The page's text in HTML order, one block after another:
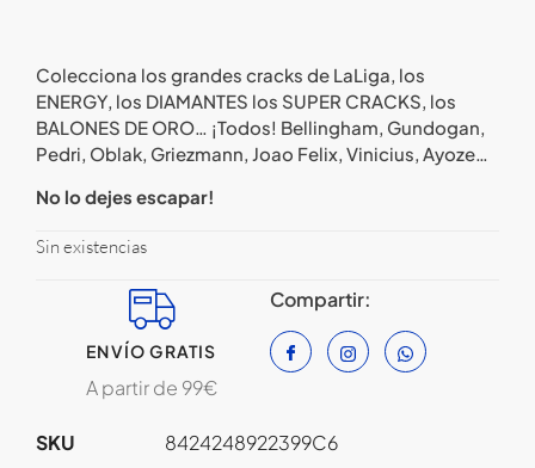
Colecciona los grandes cracks de LaLiga, los
ENERGY, los DIAMANTES los SUPER CRACKS, los
BALONES DE ORO… ¡Todos! Bellingham, Gundogan,
Pedri, Oblak, Griezmann, Joao Felix, Vinicius, Ayoze…
No lo dejes escapar!
Sin existencias
ENVÍO GRATIS
A partir de 99€
Compartir:
SKU
8424248922399C6